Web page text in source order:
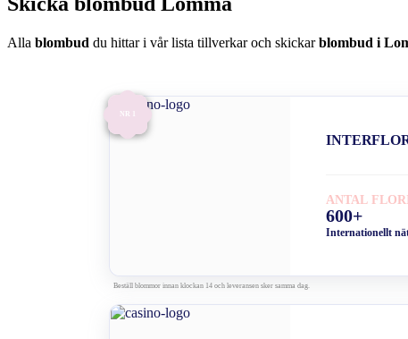
Alla blombud du hittar i vår lista tillverkar och skickarblombud i
NR 1
ANTAL
600+
Internationellt
Beställ blommor innan klockan 14 och leveransen sker samma dag.